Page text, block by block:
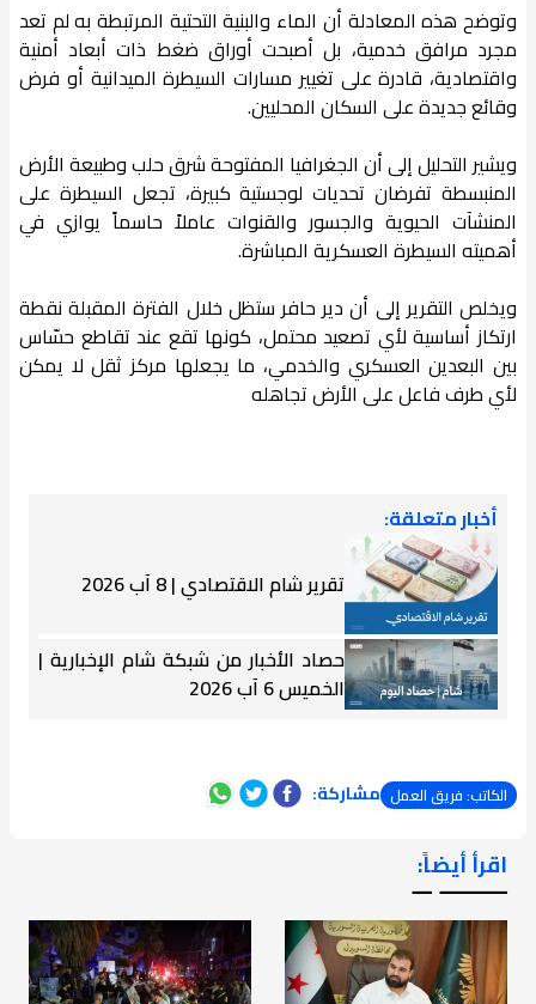
وتوضح هذه المعادلة أن الماء والبنية التحتية المرتبطة به لم تعد
مجرد مرافق خدمية، بل أصبحت أوراق ضغط ذات أبعاد أمنية
واقتصادية، قادرة على تغيير مسارات السيطرة الميدانية أو فرض
وقائع جديدة على السكان المحليين.
ويشير التحليل إلى أن الجغرافيا المفتوحة شرق حلب وطبيعة الأرض
المنبسطة تفرضان تحديات لوجستية كبيرة، تجعل السيطرة على
المنشآت الحيوية والجسور والقنوات عاملاً حاسماً يوازي في
أهميته السيطرة العسكرية المباشرة.
ويخلص التقرير إلى أن دير حافر ستظل خلال الفترة المقبلة نقطة
ارتكاز أساسية لأي تصعيد محتمل، كونها تقع عند تقاطع حسّاس
بين البعدين العسكري والخدمي، ما يجعلها مركز ثقل لا يمكن
لأي طرف فاعل على الأرض تجاهله
أخبار متعلقة:
تقرير شام الاقتصادي | 8 آب 2026
حصاد الأخبار من شبكة شام الإخبارية |
الخميس 6 آب 2026
الكاتب: فريق العمل مشاركة:
اقرأ أيضاً:
ـــــــ ــ